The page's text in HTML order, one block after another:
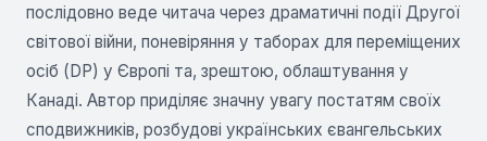
послідовно веде читача через драматичні події Другої
світової війни, поневіряння у таборах для переміщених
осіб (DP) у Європі та, зрештою, облаштування у
Канаді. Автор приділяє значну увагу постатям своїх
сподвижників, розбудові українських євангельських